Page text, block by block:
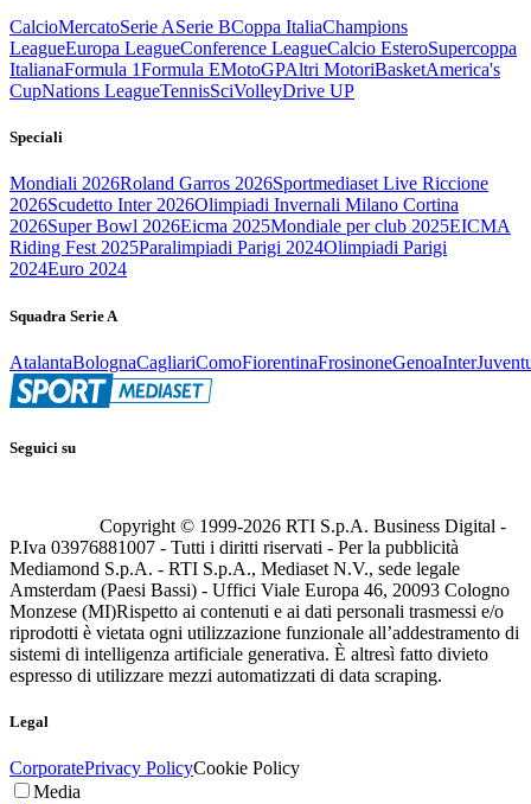
CalcioMercatoSerie ASerie BCoppa ItaliaChampions
LeagueEuropa LeagueConference LeagueCalcio EsteroSupercoppa
ItalianaFormula 1Formula EMotoGPAltri MotoriBasketAmerica's
CupNations LeagueTennisSciVolleyDrive UP
Speciali
Mondiali 2026Roland Garros 2026Sportmediaset Live Riccione
2026Scudetto Inter 2026Olimpiadi Invernali Milano Cortina
2026Super Bowl 2026Eicma 2025Mondiale per club 2025EICMA
Riding Fest 2025Paralimpiadi Parigi 2024Olimpiadi Parigi
2024Euro 2024
Squadra Serie A
AtalantaBolognaCagliariComoFiorentinaFrosinoneGenoaInter
Seguici su
Copyright © 1999-2026 RTI S.p.A. Business Digital -
P.Iva 03976881007 - Tutti i diritti riservati - Per la pubblicità
Mediamond S.p.A. - RTI S.p.A., Mediaset N.V., sede legale
Amsterdam (Paesi Bassi) - Uffici Viale Europa 46, 20093 Cologno
Monzese (MI)Rispetto ai contenuti e ai dati personali trasmessi e/o
riprodotti è vietata ogni utilizzazione funzionale all’addestramento di
sistemi di intelligenza artificiale generativa. È altresì fatto divieto
espresso di utilizzare mezzi automatizzati di data scraping.
Legal
CorporatePrivacy PolicyCookie Policy
Media